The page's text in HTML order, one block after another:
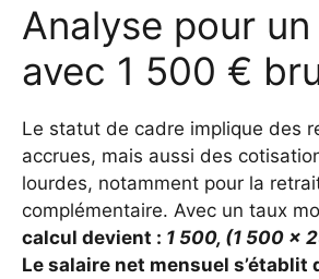
Analyse pour
avec 1 500 €
Le statut de cadre implique des
accrues, mais aussi des
lourdes, notamment pour la
complémentaire. Avec un taux
calcul devient : 1 500, (1 500 ×
Le salaire net mensuel s’établit